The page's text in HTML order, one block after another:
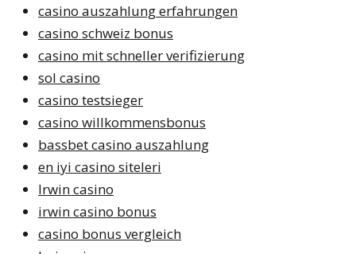
casino auszahlung erfahrungen
casino schweiz bonus
casino mit schneller verifizierung
sol casino
casino testsieger
casino willkommensbonus
bassbet casino auszahlung
en iyi casino siteleri
Irwin casino
irwin casino bonus
casino bonus vergleich